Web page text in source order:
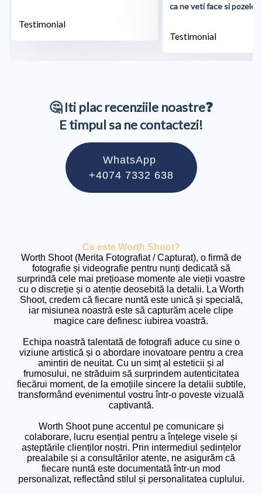
Testimonial
ca ne veti face si pozele
Testimonial
🤔 Iti plac recenziile noastre❓
E timpul sa ne contactezi!
WhatsApp
+4074 7332 638
Ce este Worth Shoot?
Worth Shoot (Merita Fotografiat / Capturat), o firmă de
fotografie și videografie pentru nunți dedicată să
surprindă cele mai prețioase momente ale vieții voastre
cu o discreție și o atenție deosebită la detalii. La Worth
Shoot, credem că fiecare nuntă este unică și specială,
iar misiunea noastră este să capturăm acele clipe
magice care definesc iubirea voastră.
Echipa noastră talentată de fotografi aduce cu sine o
viziune artistică și o abordare inovatoare pentru a crea
amintiri de neuitat. Cu un simț al esteticii și al
frumosului, ne străduim să surprindem autenticitatea
fiecărui moment, de la emoțiile sincere la detalii subtile,
transformând evenimentul vostru într-o poveste vizuală
captivantă.
Worth Shoot pune accentul pe comunicare și
colaborare, lucru esențial pentru a înțelege visele și
așteptările clienților noștri. Prin intermediul ședințelor
prealabile și a consultărilor atente, ne asigurăm că
fiecare nuntă este documentată într-un mod
personalizat, reflectând stilul și personalitatea cuplului.